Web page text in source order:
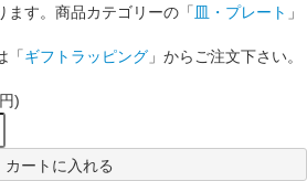
ます。商品カテゴリーの「 皿・プレート 」
「ギフトラッピング 」からご注文下さい。
)
カートに入れる